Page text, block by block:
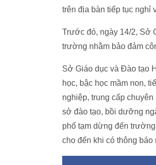
trên địa bàn tiếp tục nghỉ
Trước đó, ngày 14/2, Sở
trường nhằm bảo đảm
Sở Giáo dục và Đào tạo
học, bậc học mầm non,
nghiệp, trung cấp
sở đào tạo, bồi dưỡng
phố tạm dừng đến
cho đến khi có thông